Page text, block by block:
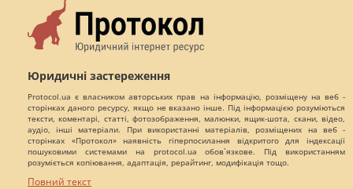
Юридичні застереження
Protocol.ua є власником авторських прав на інформацію, розміщену на веб -
сторінках даного ресурсу, якщо не вказано інше. Під інформацією розуміються
тексти, коментарі, статті, фотозображення, малюнки, ящик-шота, скани, відео,
аудіо, інші матеріали. При використанні матеріалів, розміщених на веб -
сторінках «Протокол» наявність гіперпосилання відкритого для індексації
пошуковими системами на protocol.ua обов`язкове. Під використанням
розуміється копіювання, адаптація, рерайтинг, модифікація тощо.
Повний текст